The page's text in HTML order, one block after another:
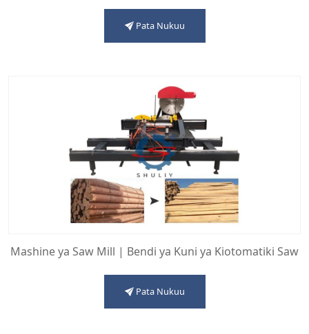
Pata Nukuu
Mashine ya Saw Mill | Bendi ya Kuni ya Kiotomatiki Saw
Pata Nukuu